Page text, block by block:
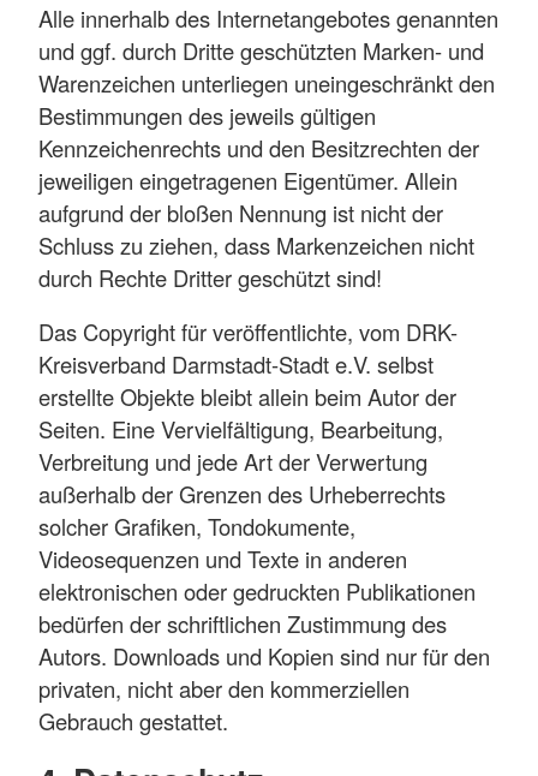
Alle innerhalb des Internetangebotes genannten
und ggf. durch Dritte geschützten Marken- und
Warenzeichen unterliegen uneingeschränkt den
Bestimmungen des jeweils gültigen
Kennzeichenrechts und den Besitzrechten der
jeweiligen eingetragenen Eigentümer. Allein
aufgrund der bloßen Nennung ist nicht der
Schluss zu ziehen, dass Markenzeichen nicht
durch Rechte Dritter geschützt sind!
Das Copyright für veröffentlichte, vom DRK-
Kreisverband Darmstadt-Stadt e.V. selbst
erstellte Objekte bleibt allein beim Autor der
Seiten. Eine Vervielfältigung, Bearbeitung,
Verbreitung und jede Art der Verwertung
außerhalb der Grenzen des Urheberrechts
solcher Grafiken, Tondokumente,
Videosequenzen und Texte in anderen
elektronischen oder gedruckten Publikationen
bedürfen der schriftlichen Zustimmung des
Autors. Downloads und Kopien sind nur für den
privaten, nicht aber den kommerziellen
Gebrauch gestattet.